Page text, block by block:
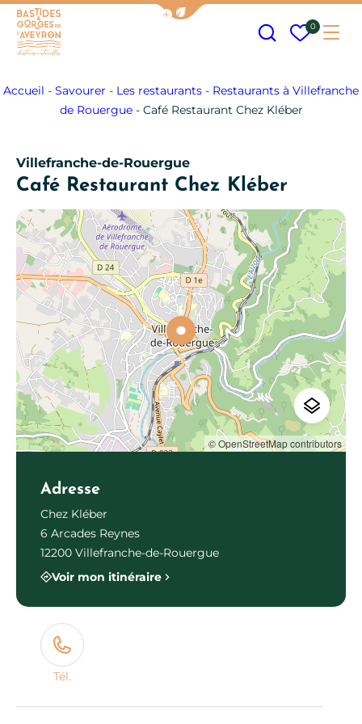
Afficher la barre de navigation
Mes
0
Accueil - Savourer - Les restaurants - Restaurants à Villefranche
de Rouergue- Café Restaurant Chez Kléber
Villefranche-de-Rouergue
Café Restaurant Chez Kléber
© OpenStreetMap contributors
Adresse
Chez Kléber
6 Arcades Reynes
12200 Villefranche-de-Rouergue
Voir mon itinéraire
Tél.